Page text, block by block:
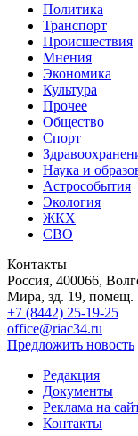
Политика
Транспорт
Происшествия
Мнения
Экономика
Культура
Прочее
Общество
Спорт
Наука и
Астрособытия
Экология
ЖКХ
СВО
Контакты
Россия, 400066,
Мира, зд. 19, помещ.
+7 (8442) 25-19-25
office@riac34.ru
Предложить новость
Редакция
Документы
Реклама на
Контакты